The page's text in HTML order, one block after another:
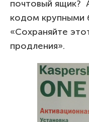
почтовый ящик?
кодом крупными
«Сохраняйте
продления».